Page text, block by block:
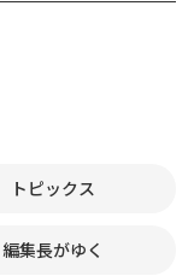
トピックス
編集長がゆく